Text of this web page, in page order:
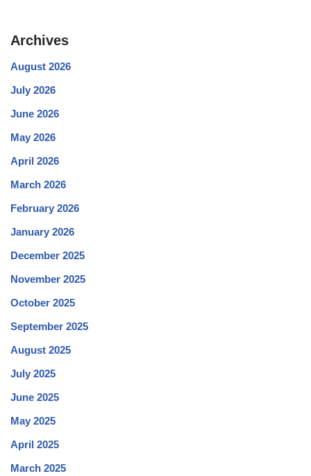
Archives
August 2026
July 2026
June 2026
May 2026
April 2026
March 2026
February 2026
January 2026
December 2025
November 2025
October 2025
September 2025
August 2025
July 2025
June 2025
May 2025
April 2025
March 2025